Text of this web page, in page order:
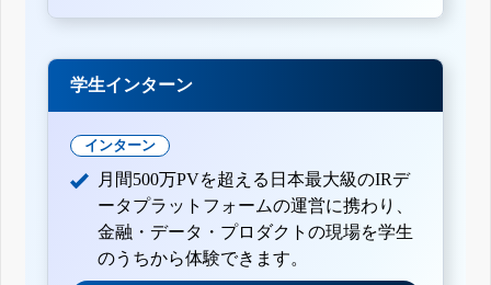
学生インターン
インターン
月間500万PVを超える日本最大級のIRデ
ータプラットフォームの運営に携わり、
金融・データ・プロダクトの現場を学生
のうちから体験できます。